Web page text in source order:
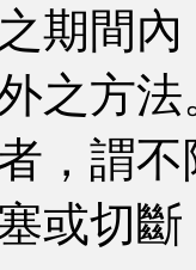
期間
之方法
，謂
或切